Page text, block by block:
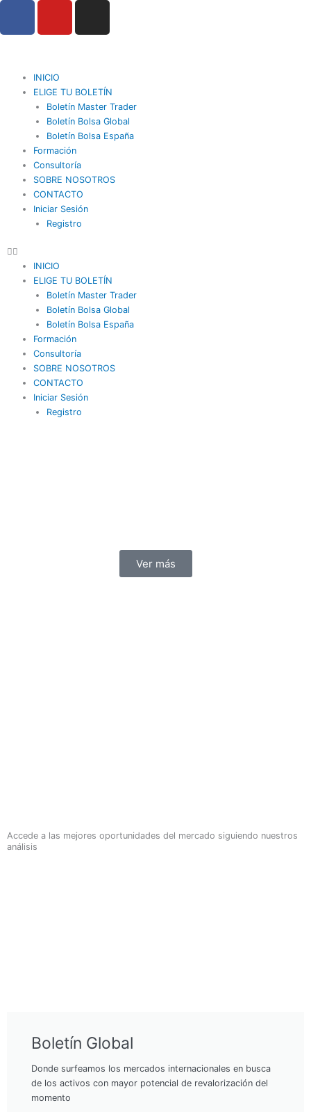
contenido
b
o
u
b
e
g
r
a
m
INICIO
ELIGE TU BOLETÍN
Boletín Master Trader
Boletín Bolsa Global
Boletín Bolsa España
Formación
Consultoría
SOBRE NOSOTROS
CONTACTO
Iniciar Sesión
Registro
INICIO
ELIGE TU BOLETÍN
Boletín Master Trader
Boletín Bolsa Global
Boletín Bolsa España
Formación
Consultoría
SOBRE NOSOTROS
CONTACTO
Iniciar Sesión
Registro
Ver más
Accede a las mejores oportunidades del mercado siguiendo nuestros
análisis
Boletín Global
Donde surfeamos los mercados internacionales en busca
de los activos con mayor potencial de revalorización del
momento